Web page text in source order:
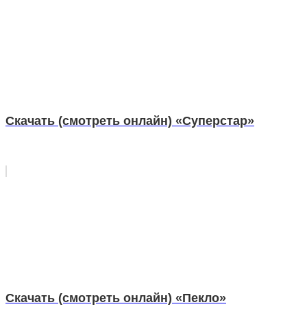
Скачать (смотреть онлайн) «Суперстар»
Скачать (смотреть онлайн) «Пекло»